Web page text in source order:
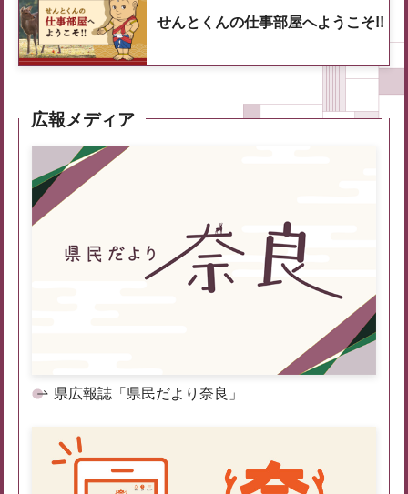
せんとくんの仕事部屋へようこそ!!
広報メディア
県広報誌「県民だより奈良」